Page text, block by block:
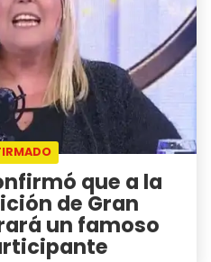
que a la
de Gran
un famoso